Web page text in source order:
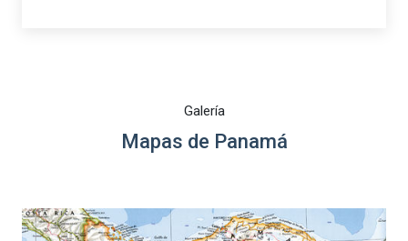
Galería
Mapas de Panamá